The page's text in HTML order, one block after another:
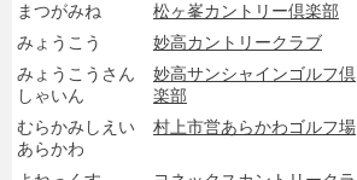
まつがみね
松ヶ峯カントリー倶楽部
みょうこう
妙高カントリークラブ
みょうこうさん
しゃいん
妙高サンシャインゴルフ倶
楽部
むらかみしえい
あらかわ
村上市営あらかわゴルフ場